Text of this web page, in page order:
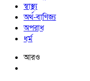
স্বাস্থ্য
অর্থ-বাণিজ্য
অপরাধ
ধর্ম
আরও